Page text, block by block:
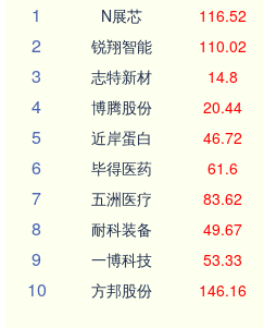
1
N展芯 116.52
2 锐翔智能 110.02
3 志特新材 14.8
4 博腾股份 20.44
5 近岸蛋白 46.72
6 毕得医药 61.6
7 五洲医疗 83.62
8 耐科装备 49.67
9 一博科技 53.33
10 方邦股份 146.16